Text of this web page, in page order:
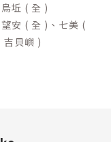
坵 ( 全 )
安 ( 全 )、七美 (
吉貝嶼 )